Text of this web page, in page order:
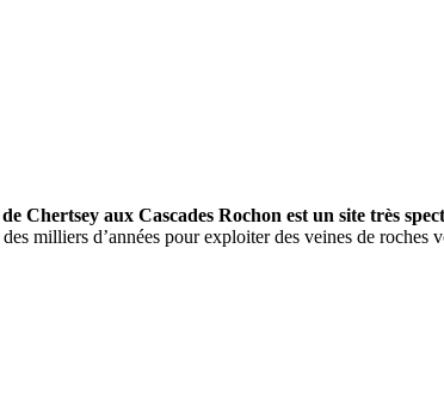
Chertsey aux Cascades Rochon est un site très
milliers d’années pour exploiter des veines de roches